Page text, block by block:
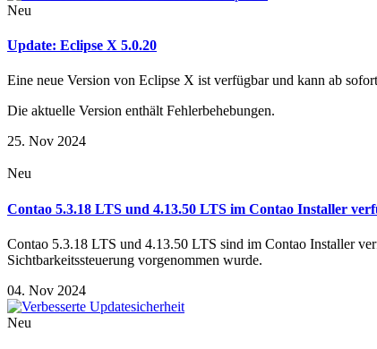
Neu
Update: Eclipse X 5.0.20
Eine neue Version von Eclipse X ist verfügbar und kann ab
Die aktuelle Version enthält Fehlerbehebungen.
25. Nov 2024
Neu
Contao 5.3.18 LTS und 4.13.50 LTS im Contao Installer
Contao 5.3.18 LTS und 4.13.50 LTS sind im Contao Installer
Sichtbarkeitssteuerung vorgenommen wurde.
04. Nov 2024
Neu